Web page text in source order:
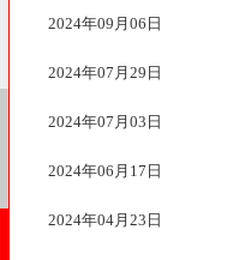
2024年09月06日
2024年07月29日
2024年07月03日
2024年06月17日
2024年04月23日